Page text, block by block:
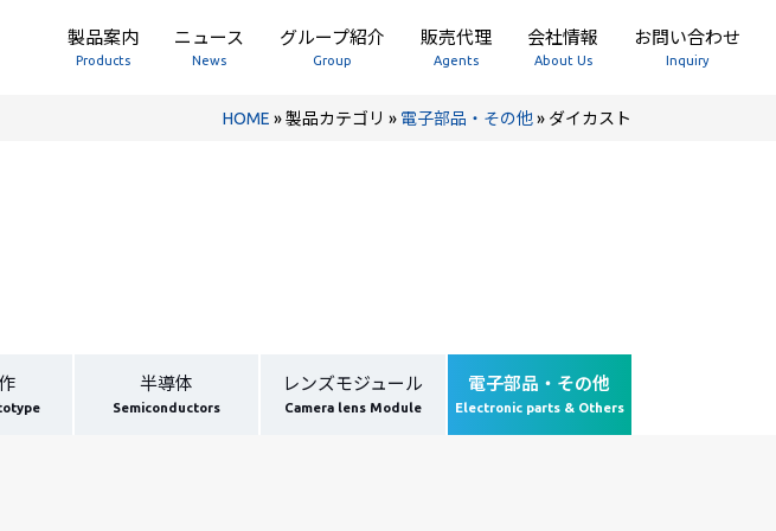
製品案内
Products
ニュース
News
グループ紹介
Group
販売代理
Agents
会社情報
About Us
お問い合わせ
Inquiry
HOME »製品カテゴリ » 電子部品・その他» ダイカスト
半導体
Semiconductors
レンズモジュール
Camera lens Module
電子部品・その他
Electronic parts & Others